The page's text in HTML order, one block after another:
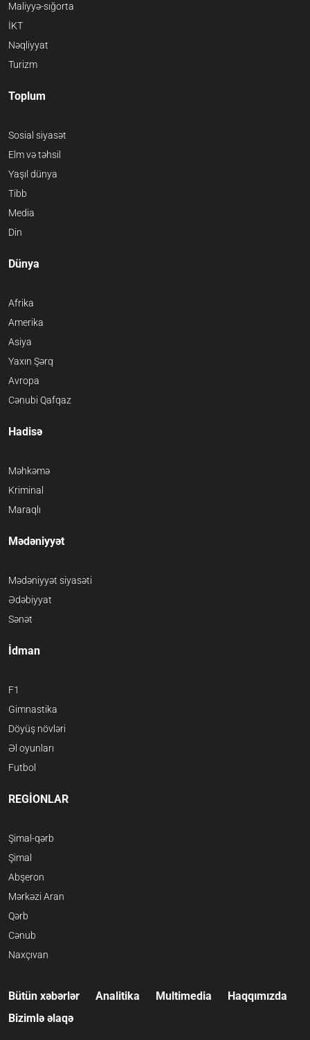
Maliyyə-sığorta
İKT
Nəqliyyat
Turizm
Toplum
Sosial siyasət
Elm və təhsil
Yaşıl dünya
Tibb
Media
Din
Dünya
Afrika
Amerika
Asiya
Yaxın Şərq
Avropa
Cənubi Qafqaz
Hadisə
Məhkəmə
Kriminal
Maraqlı
Mədəniyyət
Mədəniyyət siyasəti
Ədəbiyyat
Sənət
İdman
F1
Gimnastika
Döyüş növləri
Əl oyunları
Futbol
REGİONLAR
Şimal-qərb
Şimal
Abşeron
Mərkəzi Aran
Qərb
Cənub
Naxçıvan
Bütün xəbərlər Analitika Multimedia
Haqqımızda
Bizimlə əlaqə